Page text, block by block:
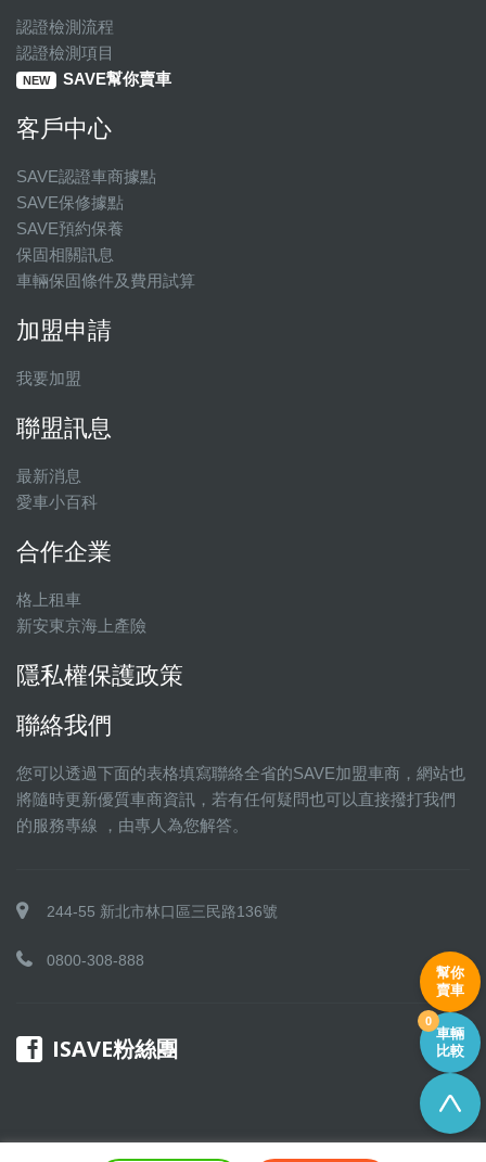
認證檢測流程
認證檢測項目
NEW SAVE幫你賣車
客戶中心
SAVE認證車商據點
SAVE保修據點
SAVE預約保養
保固相關訊息
車輛保固條件及費用試算
加盟申請
我要加盟
聯盟訊息
最新消息
愛車小百科
合作企業
格上租車
新安東京海上產險
隱私權保護政策
聯絡我們
您可以透過下面的表格填寫聯絡全省的SAVE加盟車商，網站也
將隨時更新優質車商資訊，若有任何疑問也可以直接撥打我們
的服務專線 ，由專人為您解答。
244-55 新北市林口區三民路136號
0800-308-888
ISAVE粉絲團
幫你
賣車
車輛
比較
0